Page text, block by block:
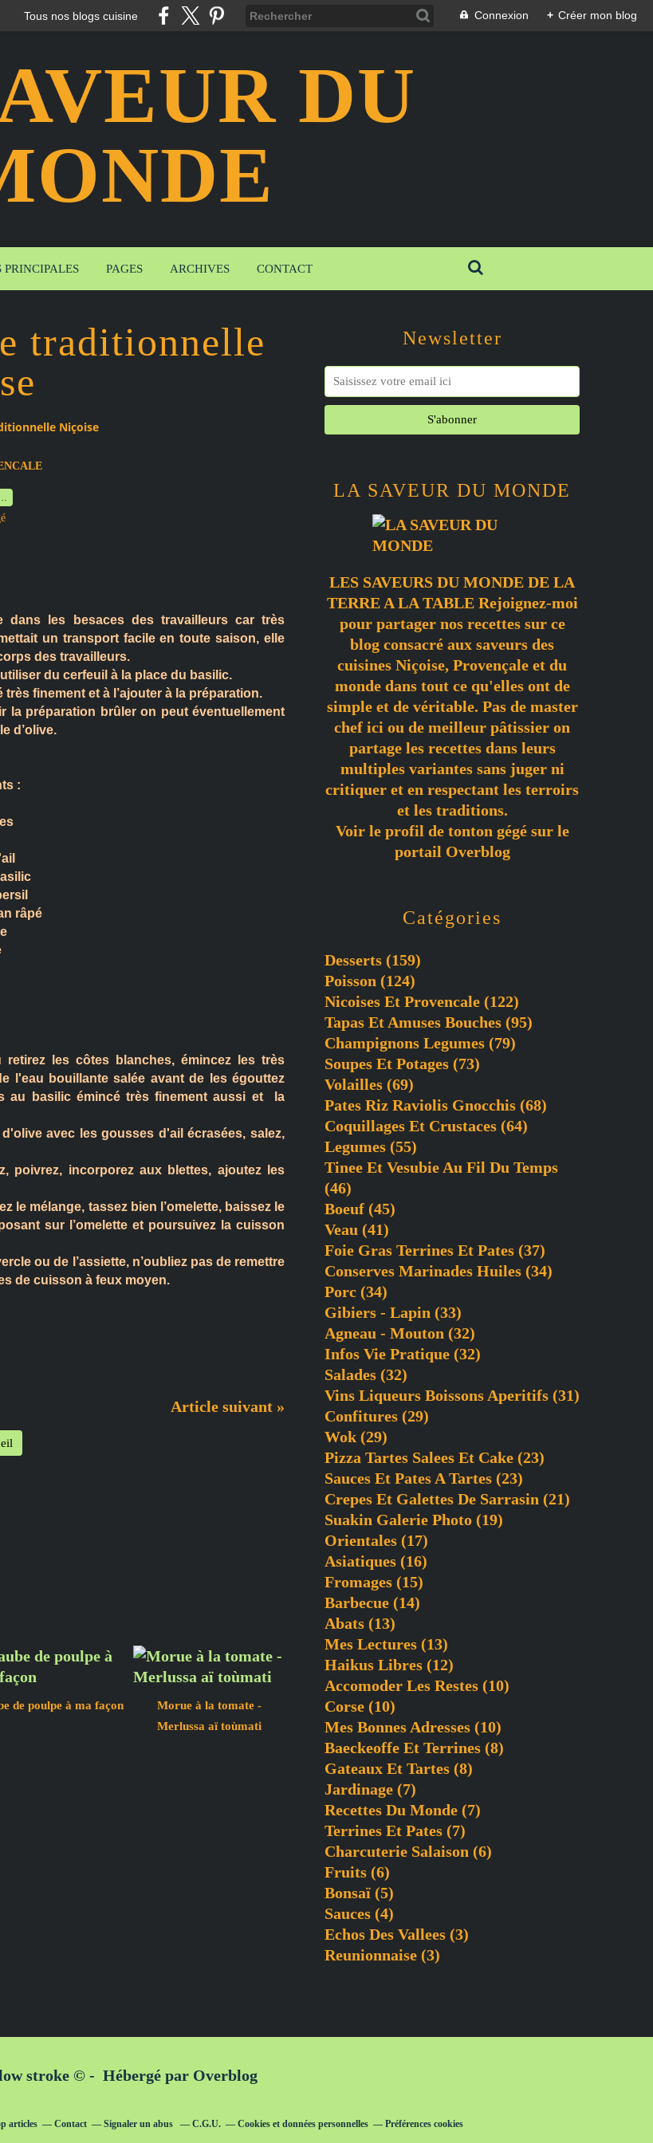
Tous nos blogs cuisine Connexion + Créer mon blog
DU
PRINCIPALES PAGES ARCHIVES CONTACT
traditionnelle
Niçoise
dans les besaces des travailleurs car très
un transport facile en toute saison, elle
des travailleurs.
du cerfeuil à la place du basilic.
finement et à l’ajouter à la préparation.
la préparation brûler on peut éventuellement
d’olive.
:
râpé
retirez les côtes blanches, émincez les très
l'eau bouillante salée avant de les égouttez
au basilic émincé très finement aussi et
la
avec les gousses d'ail écrasées, salez,
poivrez, incorporez aux blettes, ajoutez les
le mélange, tassez bien l’omelette, baissez le
sur l’omelette et poursuivez la cuisson
ou de l’assiette, n’oubliez pas de remettre
de cuisson à feux moyen.
Article suivant »
de poulpe à ma façon
Morue à la tomate -
Merlussa aï toùmati
Newsletter
Catégories
Desserts (159)
Poisson (124)
Nicoises Et Provencale (122)
Tapas Et Amuses Bouches (95)
Champignons Legumes (79)
Soupes Et Potages (73)
Volailles (69)
Pates Riz Raviolis Gnocchis (68)
Coquillages Et Crustaces (64)
Legumes (55)
Tinee Et Vesubie Au Fil Du Temps
(46)
Boeuf (45)
Veau (41)
Foie Gras Terrines Et Pates (37)
Conserves Marinades Huiles (34)
Porc (34)
Gibiers - Lapin (33)
Agneau - Mouton (32)
Infos Vie Pratique (32)
Salades (32)
Vins Liqueurs Boissons Aperitifs (31)
Confitures (29)
Wok (29)
Pizza Tartes Salees Et Cake (23)
Sauces Et Pates A Tartes (23)
Crepes Et Galettes De Sarrasin (21)
Suakin Galerie Photo (19)
Orientales (17)
Asiatiques (16)
Fromages (15)
Barbecue (14)
Abats (13)
Mes Lectures (13)
Haikus Libres (12)
Accomoder Les Restes (10)
Corse (10)
Mes Bonnes Adresses (10)
Baeckeoffe Et Terrines (8)
Gateaux Et Tartes (8)
Jardinage (7)
Recettes Du Monde (7)
Terrines Et Pates (7)
Charcuterie Salaison (6)
Fruits (6)
Bonsaï (5)
Sauces (4)
Echos Des Vallees (3)
Reunionnaise (3)
LA SAVEUR DU MONDE
LES SAVEURS DU MONDE DE LA
TERRE A LA TABLE Rejoignez-moi
pour partager nos recettes sur ce
blog consacré aux saveurs des
cuisines Niçoise, Provençale et du
monde dans tout ce qu'elles ont de
simple et de véritable. Pas de master
chef ici ou de meilleur pâtissier on
partage les recettes dans leurs
multiples variantes sans juger ni
critiquer et en respectant les terroirs
et les traditions.
Voir le profil de tonton gégésur le
portail Overblog
stroke © - Hébergé par Overblog
articles Contact Signaler un abus C.G.U. Cookies et données personnelles Préférences cookies